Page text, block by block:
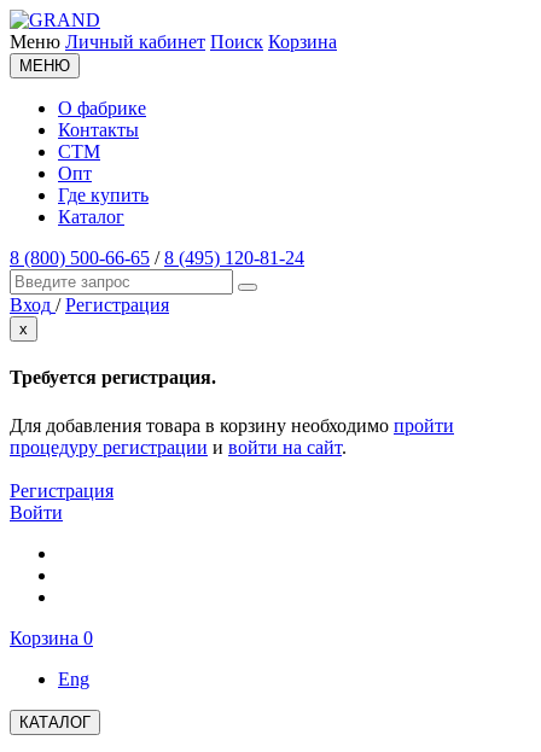
Меню Личный кабинет Поиск Корзина
МЕНЮ
О фабрике
Контакты
СТМ
Опт
Где купить
Каталог
8 (800) 500-66-65 /8 (495) 120-81-24
Вход / Регистрация
x
Требуется регистрация.
Для добавления товара в корзину необходимо пройти
процедуру регистрации и войти на сайт.
Регистрация
Войти
Корзина 0
Eng
КАТАЛОГ